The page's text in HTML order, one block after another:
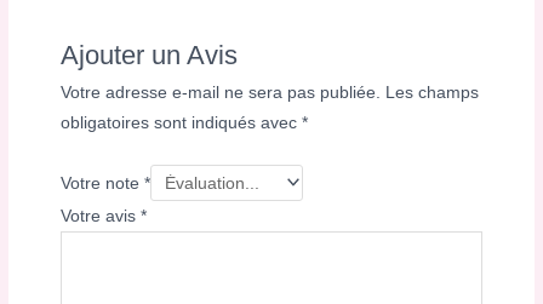
Ajouter un Avis
Votre adresse e-mail ne sera pas publiée.
Les champs
obligatoires sont indiqués avec*
Votre note*
Votre avis*